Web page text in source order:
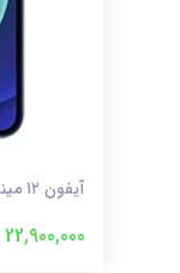
آیفون ۱۲ مینی ظرفیت 128 گیگابایت
22,900,000